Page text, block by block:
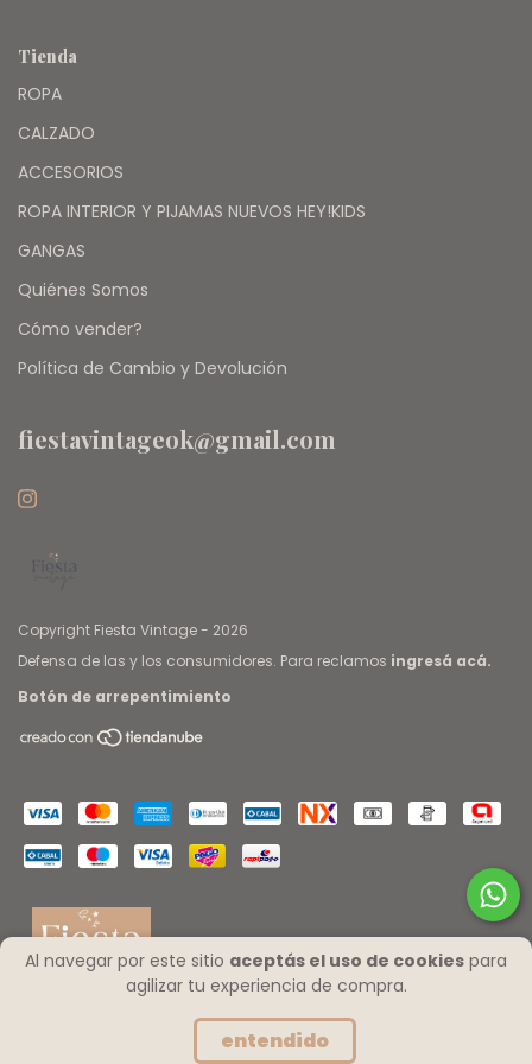
Al navegar por este sitio aceptás el uso de cookies para
agilizar tu experiencia de compra.
entendido
Tienda
ROPA
CALZADO
ACCESORIOS
ROPA INTERIOR Y PIJAMAS NUEVOS HEY!KIDS
GANGAS
Quiénes Somos
Cómo vender?
Política de Cambio y Devolución
fiestavintageok@gmail.com
Copyright Fiesta Vintage - 2026
Defensa de las y los consumidores. Para reclamos ingresá acá.
Botón de arrepentimiento